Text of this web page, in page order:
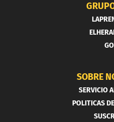
SOBRE
SERVICIO
POLITICAS